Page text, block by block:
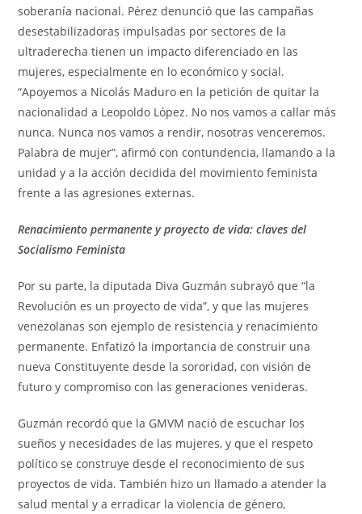
soberanía nacional. Pérez denunció que las campañas
desestabilizadoras impulsadas por sectores de la
ultraderecha tienen un impacto diferenciado en las
mujeres, especialmente en lo económico y social.
“Apoyemos a Nicolás Maduro en la petición de quitar la
nacionalidad a Leopoldo López. No nos vamos a callar más
nunca. Nunca nos vamos a rendir, nosotras venceremos.
Palabra de mujer”, afirmó con contundencia, llamando a la
unidad y a la acción decidida del movimiento feminista
frente a las agresiones externas.
Renacimiento permanente y proyecto de vida: claves del
Socialismo Feminista
Por su parte, la diputada Diva Guzmán subrayó que “la
Revolución es un proyecto de vida”, y que las mujeres
venezolanas son ejemplo de resistencia y renacimiento
permanente. Enfatizó la importancia de construir una
nueva Constituyente desde la sororidad, con visión de
futuro y compromiso con las generaciones venideras.
Guzmán recordó que la GMVM nació de escuchar los
sueños y necesidades de las mujeres, y que el respeto
político se construye desde el reconocimiento de sus
proyectos de vida. También hizo un llamado a atender la
salud mental y a erradicar la violencia de género,